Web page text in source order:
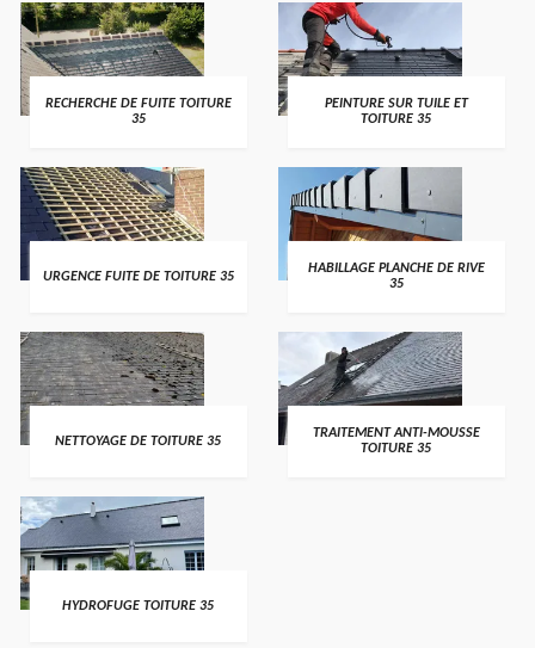
RECHERCHE DE FUITE TOITURE
35
PEINTURE SUR TUILE ET
TOITURE 35
URGENCE FUITE DE TOITURE 35
HABILLAGE PLANCHE DE RIVE
35
NETTOYAGE DE TOITURE 35
TRAITEMENT ANTI-MOUSSE
TOITURE 35
HYDROFUGE TOITURE 35